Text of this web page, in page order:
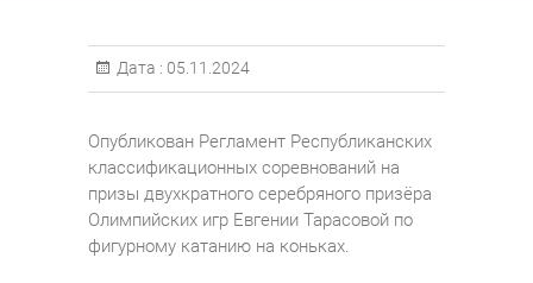
Дата : 05.11.2024
Опубликован Регламент Республиканских
классификационных соревнований на
призы двухкратного серебряного призёра
Олимпийских игр Евгении Тарасовой по
фигурному катанию на коньках.